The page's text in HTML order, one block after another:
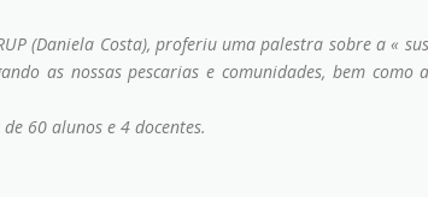
(Daniela Costa), proferiu uma palestra sobre a «
as nossas pescarias e comunidades, bem como
60 alunos e 4 docentes.